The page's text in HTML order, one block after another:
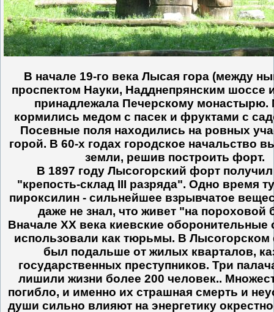
В начале 19-го века Лысая гора (между
проспектом Науки, Надднепрянским шоссе
принадлежала Печерскому монастырю.
кормились медом с пасек и фруктами с
Посевные поля находились на ровных
горой. В 60-х годах городское начальство
земли, решив построить форт.
В 1897 году Лысогорский форт получил
"крепость-склад ІІІ разряда". Одно время
пироксилин - сильнейшее взрывчатое
даже не знал, что живет "на пороховой
Вначале XX века киевские оборонительные
использовали как тюрьмы. В Лысогорском
был подальше от жилых кварталов,
государственных преступников. Три
лишили жизни более 200 человек..
погибло, и именно их страшная смерть и
души сильно влияют на энергетику